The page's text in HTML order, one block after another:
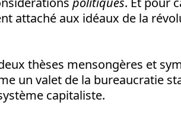
attaché aux idéaux de la
thèses mensongères et
un valet de la bureaucratie
capitaliste.